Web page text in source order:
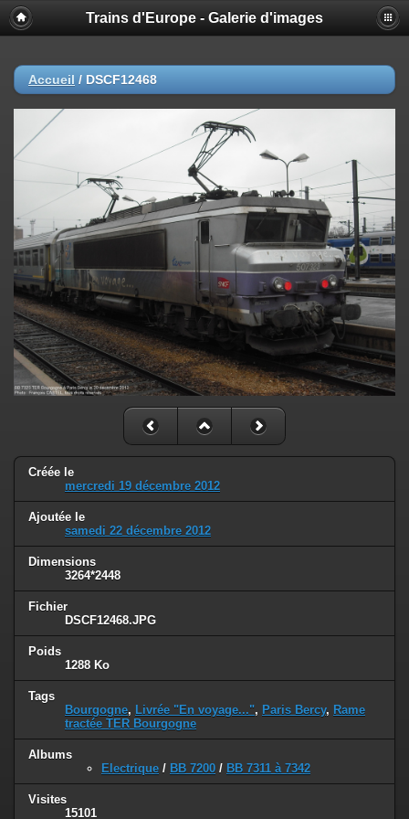
Trains d'Europe - Galerie d'images
Accueil / DSCF12468
Créée le
mercredi 19 décembre 2012
Ajoutée le
samedi 22 décembre 2012
Dimensions
3264*2448
Fichier
DSCF12468.JPG
Poids
1288 Ko
Tags
Bourgogne, Livrée "En voyage...", Paris Bercy, Rame
tractée TER Bourgogne
Albums
Electrique / BB 7200 / BB 7311 à 7342
Visites
15101